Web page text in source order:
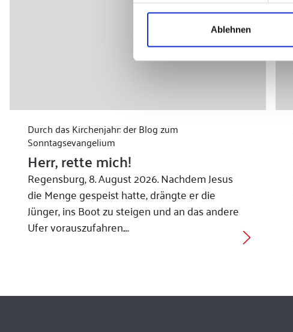
Ablehnen
Durch das Kirchenjahr: der Blog zum
Sonntagsevangelium
Herr, rette mich!
Regensburg, 8. August 2026. Nachdem Jesus
die Menge gespeist hatte, drängte er die
Jünger, ins Boot zu steigen und an das andere
Ufer vorauszufahren.…